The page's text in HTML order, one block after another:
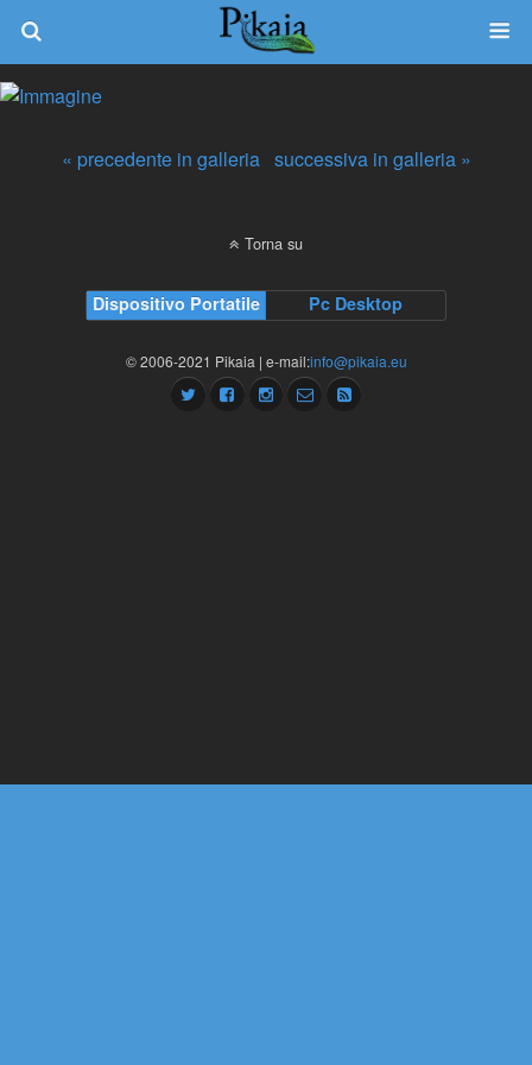
« precedente in galleria successiva in galleria »
Torna su
Dispositivo Portatile Pc Desktop
© 2006-2021 Pikaia | e-mail:info@pikaia.eu